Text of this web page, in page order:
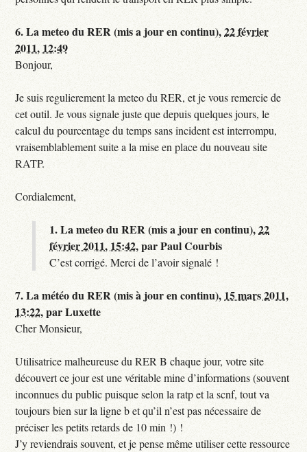
6.La meteo du RER (mis a jour en continu),22 février
2011, 12:49
Bonjour,
Je suis regulierement la meteo du RER, et je vous remercie de
cet outil. Je vous signale juste que depuis quelques jours, le
calcul du pourcentage du temps sans incident est interrompu,
vraisemblablement suite a la mise en place du nouveau site
RATP.
Cordialement,
1.La meteo du RER (mis a jour en continu),22
février 2011, 15:42,parPaul Courbis
C’est corrigé. Merci de l’avoir signalé !
7.La météo du RER (mis à jour en continu), 15 mars 2011,
13:22,parLuxette
Cher Monsieur,
Utilisatrice malheureuse du RER B chaque jour, votre site
découvert ce jour est une véritable mine d’informations (souvent
inconnues du public puisque selon la ratp et la scnf, tout va
toujours bien sur la ligne b et qu’il n’est pas nécessaire de
préciser les petits retards de 10 min !) !
J’y reviendrais souvent, et je pense même utiliser cette ressource